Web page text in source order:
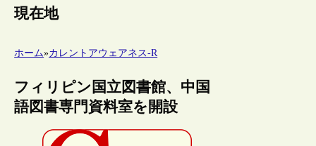
現在地
ホーム»カレントアウェアネス-R
フィリピン国立図書館、中国
語図書専門資料室を開設